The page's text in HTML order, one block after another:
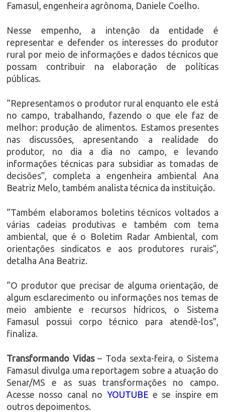
Famasul, engenheira agrônoma, Daniele Coelho.
Nesse empenho, a intenção da entidade é
representar e defender os interesses do produtor
rural por meio de informações e dados técnicos que
possam contribuir na elaboração de políticas
públicas.
“Representamos o produtor rural enquanto ele está
no campo, trabalhando, fazendo o que ele faz de
melhor: produção de alimentos. Estamos presentes
nas discussões, apresentando a realidade do
produtor, no dia a dia no campo, e levando
informações técnicas para subsidiar as tomadas de
decisões”, completa a engenheira ambiental Ana
Beatriz Melo, também analista técnica da instituição.
“Também elaboramos boletins técnicos voltados a
várias cadeias produtivas e também com tema
ambiental, que é o Boletim Radar Ambiental, com
orientações sindicatos e aos produtores rurais”,
detalha Ana Beatriz.
“O produtor que precisar de alguma orientação, de
algum esclarecimento ou informações nos temas de
meio ambiente e recursos hídricos, o Sistema
Famasul possui corpo técnico para atendê-los",
finaliza.
Transformando Vidas– Toda sexta-feira, o Sistema
Famasul divulga uma reportagem sobre a atuação do
Senar/MS e as suas transformações no campo.
Acesse nosso canal no YOUTUBE e se inspire em
outros depoimentos.